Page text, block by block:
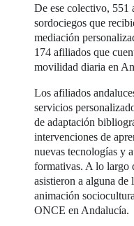
De ese colectivo, 551
sordociegos que
mediación
174 afiliados que
movilidad diaria en
Los afiliados
servicios
de adaptación
intervenciones de
nuevas tecnologías y
formativas. A lo largo
asistieron a alguna de
animación
ONCE en Andalucía.